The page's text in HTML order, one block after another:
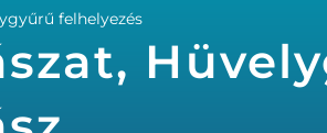
felhelyezés